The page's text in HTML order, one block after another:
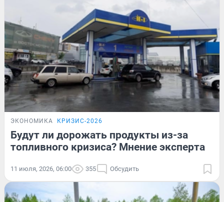
ЭКОНОМИКА КРИЗИС-2026
Будут ли дорожать продукты из-за
топливного кризиса? Мнение эксперта
11 июля, 2026, 06:00 355 Обсудить